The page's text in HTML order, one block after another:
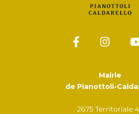
Mairie
de Pianottoli-
2675 Territoriale